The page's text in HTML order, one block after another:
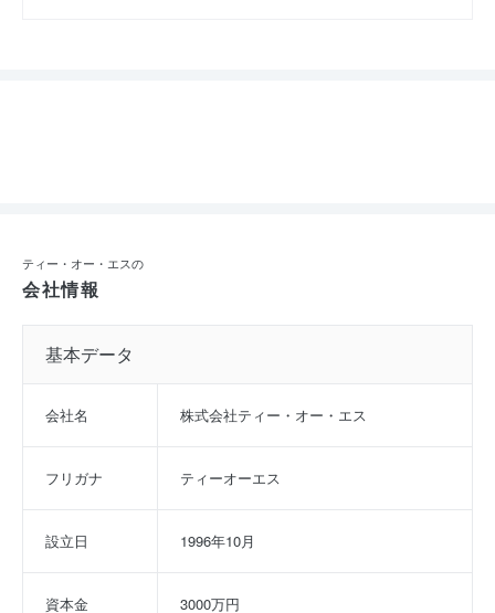
ティー・オー・エスの
会社情報
基本データ
会社名 株式会社ティー・オー・エス
フリガナ ティーオーエス
設立日 1996年10月
資本金 3000万円